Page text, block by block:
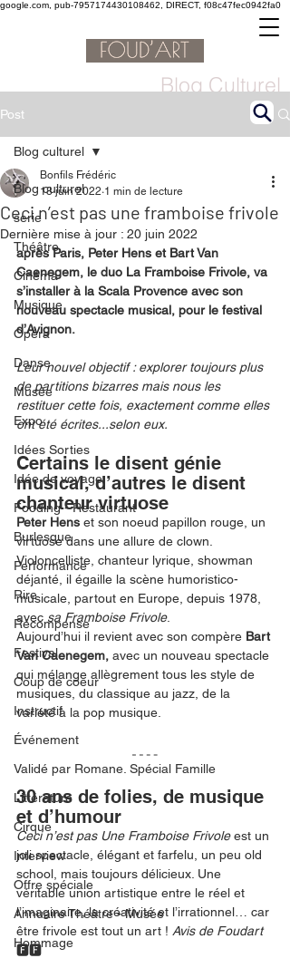
google.com, pub-7957174430108462, DIRECT, f08c47fec0942fa0
Blog Culturel
Post
Blog culturel
serie
Théâtre
Cinéma
Musique
Opéra
Danse
Musée
Expo
Idées Sorties
Idée de voyage
Fooding - Restaurant
Burlesque
Performance
Rire
Récompense
Festival
Coup de coeur
Instructif
Événement
Validé par Romane. Spécial Famille
Littérature
Cirque
Interview
Offre spéciale
Annuaire Théâtre - Musée
Hommage
Blog culturel
Ceci n’est pas une framboise frivole
Bonfils Frédéric
18 juin 2022 1 min de lecture
Dernière mise à jour : 20 juin 2022
après Paris, Peter Hens et Bart Van
Caenegem, le duo La Framboise Frivole, va
s’installer à la Scala Provence avec son
nouveau spectacle musical, pour le festival
d’Avignon.
Leur nouvel objectif : explorer toujours plus
de partitions bizarres mais nous les
restituer cette fois, exactement comme elles
ont été écrites...selon eux.
Certains le disent génie
musical, d’autres le disent
chanteur virtuose
Peter Hens et son noeud papillon rouge, un
virtuose dans une allure de clown.
Violoncelliste, chanteur lyrique, showman
déjanté, il égaille la scène humoristico-
musicale, partout en Europe, depuis 1978,
avec sa Framboise Frivole.
Aujourd’hui il revient avec son compère Bart
Van Caenegem, avec un nouveau spectacle
qui mélange allègrement tous les style de
musiques, du classique au jazz, de la
variété à la pop musique.
30 ans de folies, de musique
et d’humour
Ceci n’est pas Une Framboise Frivole est un
joli spectacle, élégant et farfelu, un peu old
school, mais toujours délicieux. Une
véritable union artistique entre le réel et
l’imaginaire, la créativité et l’irrationnel… car
être frivole est tout un art ! Avis de Foudart
🅵🅵